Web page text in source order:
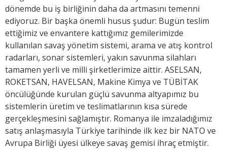
dönemde bu iş birliğinin daha da artmasını temenni
ediyoruz. Bir başka önemli husus şudur: Bugün teslim
ettiğimiz ve envantere kattığımız gemilerimizde
kullanılan savaş yönetim sistemi, arama ve atış kontrol
radarları, sonar sistemleri, yakın savunma silahları
tamamen yerli ve milli şirketlerimize aittir. ASELSAN,
ROKETSAN, HAVELSAN, Makine Kimya ve TÜBİTAK
öncülüğünde kurulan güçlü savunma altyapımız bu
sistemlerin üretim ve teslimatlarının kısa sürede
gerçekleşmesini sağlamıştır. Romanya ile imzaladığımız
satış anlaşmasıyla Türkiye tarihinde ilk kez bir NATO ve
Avrupa Birliği üyesi ülkeye savaş gemisi ihraç etmiştir.